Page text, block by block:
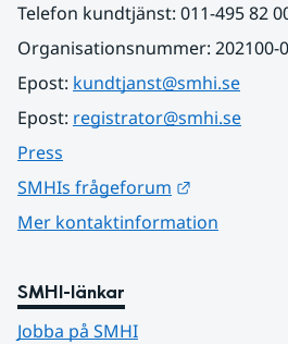
Telefon kundtjänst: 011-495 82
Organisationsnummer: 202100-
Epost: kundtjanst@smhi.se
Epost: registrator@smhi.se
Press
SMHIs frågeforum
Mer kontaktinformation
SMHI-länkar
Jobba på SMHI